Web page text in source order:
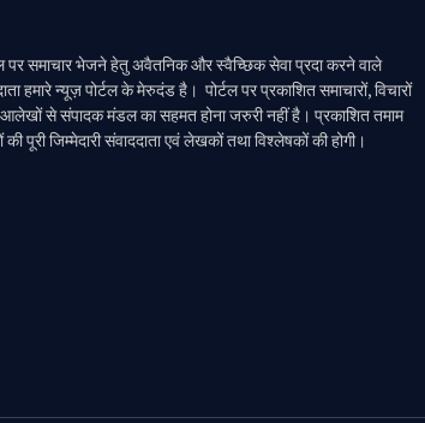
पर समाचार भेजने हेतु अवैतनिक और स्वैच्छिक सेवा प्रदा करने वाले
हमारे न्यूज़ पोर्टल के मेरुदंड है। पोर्टल पर प्रकाशित समाचारों, विचारों
से संपादक मंडल का सहमत होना जरुरी नहीं है। प्रकाशित तमाम
की पूरी जिम्मेदारी संवाददाता एवं लेखकों तथा विश्लेषकों की होगी।